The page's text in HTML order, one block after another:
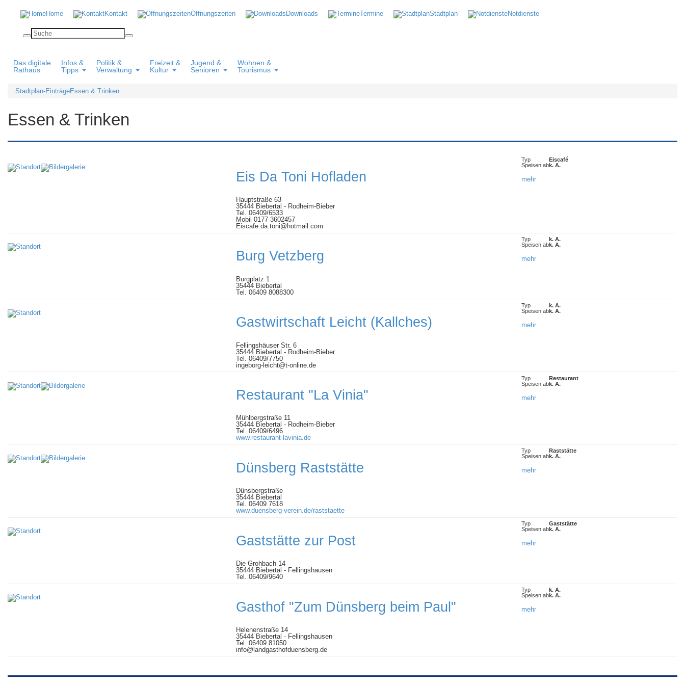
Home Kontakt Öffnungszeiten Downloads Termine Stadtplan Notdienste
Das digitale
Rathaus
Infos &
Tipps
Politik &
Verwaltung
Freizeit &
Kultur
Jugend &
Senioren
Wohnen &
Tourismus
Stadtplan-EinträgeEssen & Trinken
Essen & Trinken
Eis Da Toni Hofladen
Hauptstraße 63
35444 Biebertal - Rodheim-Bieber
Tel. 06409/6533
Mobil 0177 3602457
Eiscafe.da.toni@hotmail.com
Typ
Eiscafé
Speisen abk. A.
mehr
Burg Vetzberg
Burgplatz 1
35444 Biebertal
Tel. 06409 8088300
Typ
k. A.
Speisen abk. A.
mehr
Gastwirtschaft Leicht (Kallches)
Fellingshäuser Str. 6
35444 Biebertal - Rodheim-Bieber
Tel. 06409/7750
ingeborg-leicht@t-online.de
Typ
k. A.
Speisen abk. A.
mehr
Restaurant "La Vinia"
Mühlbergstraße 11
35444 Biebertal - Rodheim-Bieber
Tel. 06409/6496
www.restaurant-lavinia.de
Typ
Restaurant
Speisen abk. A.
mehr
Dünsberg Raststätte
Dünsbergstraße
35444 Biebertal
Tel. 06409 7618
www.duensberg-verein.de/raststaette
Typ
Raststätte
Speisen abk. A.
mehr
Gaststätte zur Post
Die Grohbach 14
35444 Biebertal - Fellingshausen
Tel. 06409/9640
Typ
Gaststätte
Speisen abk. A.
mehr
Gasthof "Zum Dünsberg beim Paul"
Helenenstraße 14
35444 Biebertal - Fellingshausen
Tel. 06409 81050
info@landgasthofduensberg.de
Typ
k. A.
Speisen abk. A.
mehr